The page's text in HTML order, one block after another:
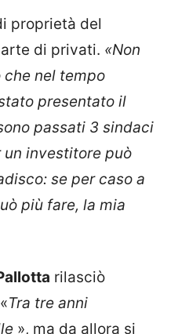
proprietà del
di privati. «Non
nel tempo
presentato il
passati 3 sindaci
un investitore può
se per caso a
più fare, la mia
rilasciò
Tra tre anni
», ma da allora si